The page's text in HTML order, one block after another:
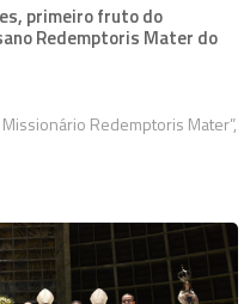
primeiro fruto do
Redemptoris Mater do
Redemptoris Mater”,